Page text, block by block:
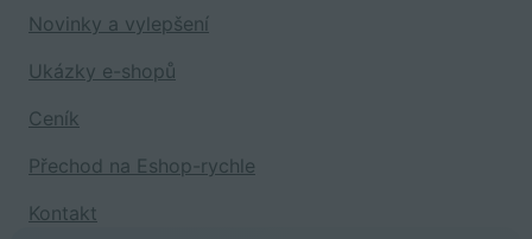
Novinky a vylepšení
Ukázky e-shopů
Ceník
Přechod na Eshop-rychle
Kontakt